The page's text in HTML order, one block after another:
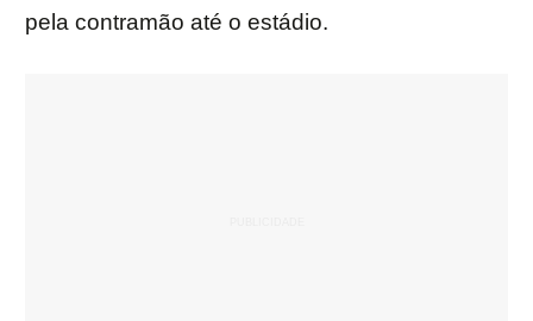
pela contramão até o estádio.